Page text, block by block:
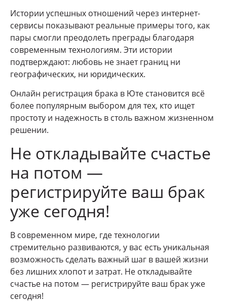
Истории успешных отношений через интернет-
сервисы показывают реальные примеры того, как
пары смогли преодолеть преграды благодаря
современным технологиям. Эти истории
подтверждают: любовь не знает границ ни
географических, ни юридических.
Онлайн регистрация брака в Юте становится всё
более популярным выбором для тех, кто ищет
простоту и надежность в столь важном жизненном
решении.
Не откладывайте счастье
на потом —
регистрируйте ваш брак
уже сегодня!
В современном мире, где технологии
стремительно развиваются, у вас есть уникальная
возможность сделать важный шаг в вашей жизни
без лишних хлопот и затрат. Не откладывайте
счастье на потом — регистрируйте ваш брак уже
сегодня!